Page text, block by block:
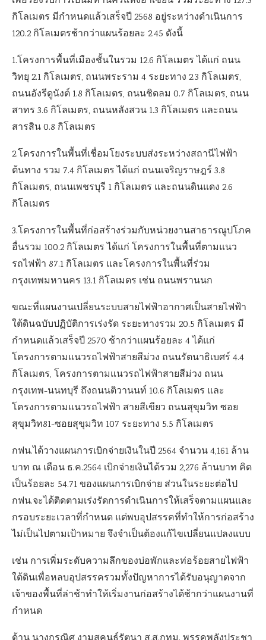
กิโลเมตร มีกำหนดแล้วเสร็จปี 2568 อยู่ระหว่างดำเนินการ
120.2 กิโลเมตรช้ากว่าแผนร้อยละ 2.45 ดังนี้
1.โครงการพื้นที่เมืองชั้นในรวม 12.6 กิโลเมตร ได้แก่ ถนน
วิทยุ 2.1 กิโลเมตร, ถนนพระราม 4 ระยะทาง 2.3 กิโลเมตร,
ถนนอังรีดูนังต์ 1.8 กิโลเมตร, ถนนชิดลม 0.7 กิโลเมตร, ถนน
สาทร 3.6 กิโลเมตร, ถนนหลังสวน 1.3 กิโลเมตร และถนน
สารสิน 0.8 กิโลเมตร
2.โครงการในพื้นที่เชื่อมโยงระบบส่งระหว่างสถานีไฟฟ้า
ต้นทาง รวม 7.4 กิโลเมตร ได้แก่ ถนนเจริญราษฎร์ 3.8
กิโลเมตร, ถนนเพชรบุรี 1 กิโลเมตร และถนนดินแดง 2.6
กิโลเมตร
3.โครงการในพื้นที่ก่อสร้างร่วมกับหน่วยงานสาธารณูปโภค
อื่นรวม 100.2 กิโลเมตร ได้แก่ โครงการในพื้นที่ตามแนว
รถไฟฟ้า 87.1 กิโลเมตร และโครงการในพื้นที่ร่วม
กรุงเทพมหานคร 13.1 กิโลเมตร เช่น ถนนพรานนก
ขณะที่แผนงานเปลี่ยนระบบสายไฟฟ้าอากาศเป็นสายไฟฟ้า
ใต้ดินฉบับปฏิบัติการเร่งรัด ระยะทางรวม 20.5 กิโลเมตร มี
กำหนดแล้วเสร็จปี 2570 ช้ากว่าแผนร้อยละ 4 ได้แก่
โครงการตามแนวรถไฟฟ้าสายสีม่วง ถนนรัตนาธิเบศร์ 4.4
กิโลเมตร, โครงการตามแนวรถไฟฟ้าสายสีม่วง ถนน
กรุงเทพ-นนทบุรี ถึงถนนติวานนท์ 10.6 กิโลเมตร และ
โครงการตามแนวรถไฟฟ้า สายสีเขียว ถนนสุขุมวิท ซอย
สุขุมวิท81-ซอยสุขุมวิท 107 ระยะทาง 5.5 กิโลเมตร
กฟน.ได้วางแผนการเบิกจ่ายเงินในปี 2564 จำนวน 4,161 ล้าน
บาท ณ เดือน ธ.ค.2564 เบิกจ่ายเงินได้รวม 2,276 ล้านบาท คิด
เป็นร้อยละ 54.71 ของแผนการเบิกจ่าย ส่วนในระยะต่อไป
กฟน.จะได้ติดตามเร่งรัดการดำเนินการให้เสร็จตามแผนและ
กรอบระยะเวลาที่กำหนด แต่พบอุปสรรคที่ทำให้การก่อสร้าง
ไม่เป็นไปตามเป้าหมาย จึงจำเป็นต้องแก้ไขเปลี่ยนแปลงแบบ
เช่น การเพิ่มระดับความลึกของบ่อพักและท่อร้อยสายไฟฟ้า
ใต้ดินเพื่อหลบอุปสรรครวมทั้งปัญหาการได้รับอนุญาตจาก
เจ้าของพื้นที่ล่าช้าทำให้เริ่มงานก่อสร้างได้ช้ากว่าแผนงานที่
กำหนด